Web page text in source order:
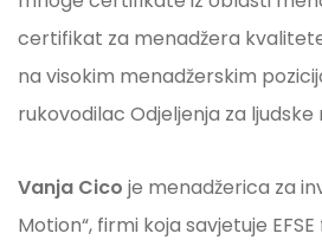
certifikat za menadžera
na visokim menadžerskim
rukovodilac Odjeljenja za ljudske
Vanja Cico je menadžerica za
Motion“, firmi koja savjetuje